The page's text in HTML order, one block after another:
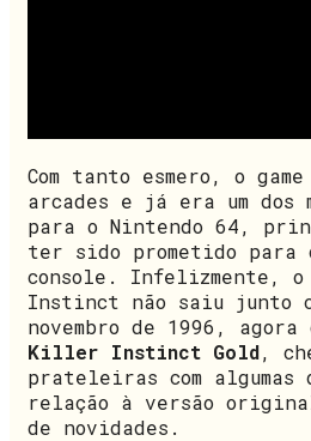
Com tanto esmero, o
arcades e já era um dos
para o Nintendo 64,
ter sido prometido para
console. Infelizmente,
Instinct não saiu junto
novembro de 1996,
Killer Instinct Gold,
prateleiras com algumas
relação à versão
de novidades.